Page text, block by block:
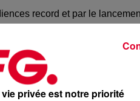
record et par le
électronique.
classe 17ème marque radio
Europe 2 et Radio Nova.
:
privée est notre priorité